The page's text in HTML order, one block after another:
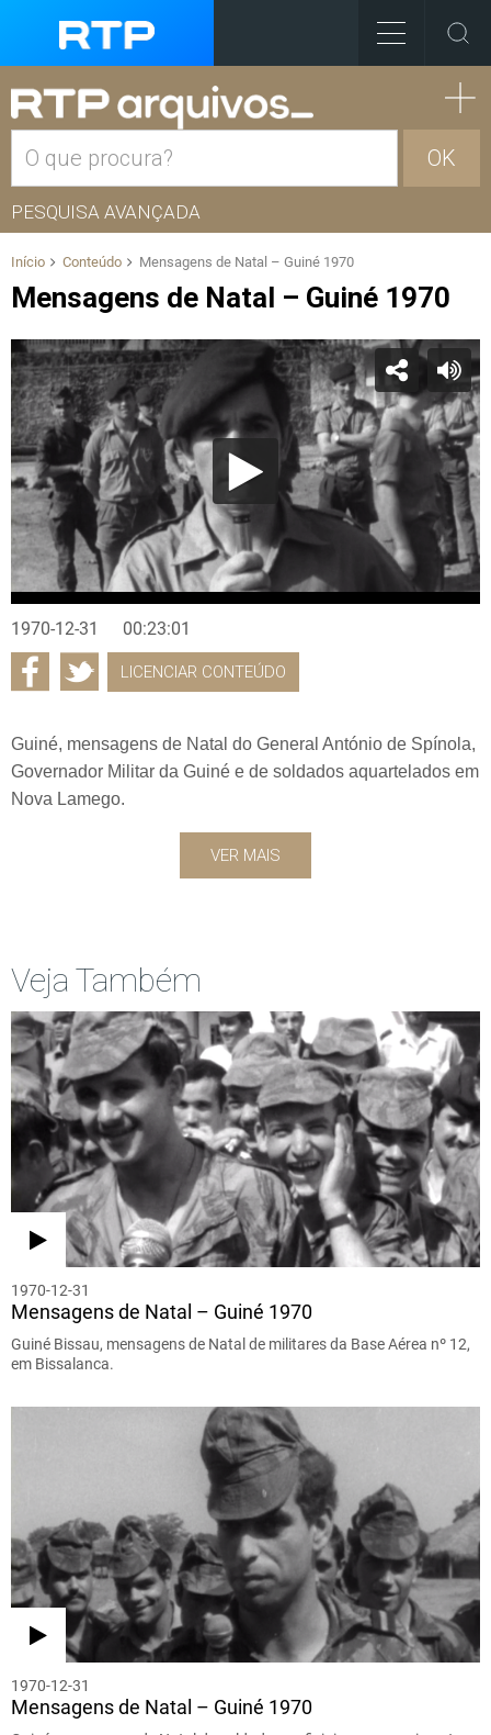
OK
PESQUISA AVANÇADA
Início Conteúdo Mensagens de Natal – Guiné 1970
Mensagens de Natal – Guiné 1970
1970-12-31 00:23:01
LICENCIAR CONTEÚDO
Guiné, mensagens de Natal do General António de Spínola,
Governador Militar da Guiné e de soldados aquartelados em
Nova Lamego.
VER MAIS
Veja Também
1970-12-31
Mensagens de Natal – Guiné 1970
Guiné Bissau, mensagens de Natal de militares da Base Aérea nº 12,
em Bissalanca.
1970-12-31
Mensagens de Natal – Guiné 1970